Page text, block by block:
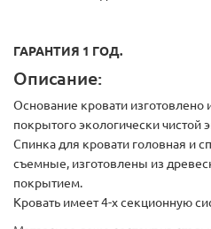
ГАРАНТИЯ 1 ГОД.
Описание:
Основание кровати изготовлено
покрытого экологически чистой
Спинка для кровати головная и
съемные, изготовлены из
покрытием.
Кровать имеет 4-х секционную